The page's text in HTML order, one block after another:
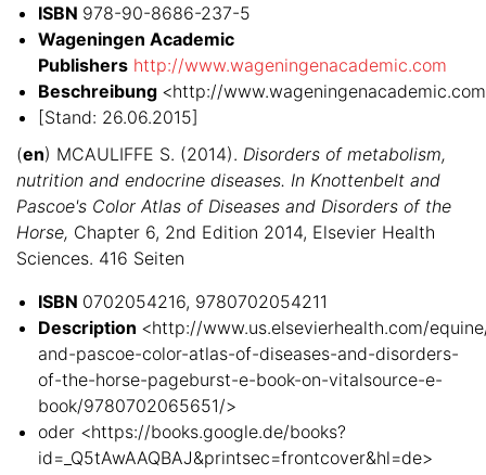
ISBN 978-90-8686-237-5
Wageningen Academic
Publishers http://www.wageningenacademic.com
Beschreibung <http://
[Stand: 26.06.2015]
(en) MCAULIFFE S. (2014). Disorders of metabolism,
nutrition and endocrine diseases. In Knottenbelt and
Pascoe's Color Atlas of Diseases and Disorders of the
Horse, Chapter 6, 2nd Edition 2014, Elsevier Health
Sciences. 416 Seiten
ISBN 0702054216, 9780702054211
Description <http://www.us.elsevierhealth.com/
and-pascoe-color-atlas-of-diseases-and-disorders-
of-the-horse-pageburst-e-book-on-vitalsource-e-
book/9780702065651/>
oder <https://books.google.de/books?
id=_Q5tAwAAQBAJ&printsec=frontcover&hl=de>